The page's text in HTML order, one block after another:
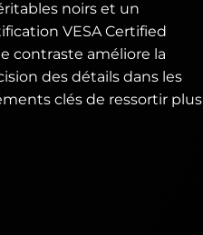
noirs et un
VESA Certified
contraste améliore la
des détails dans les
clés de ressortir plus